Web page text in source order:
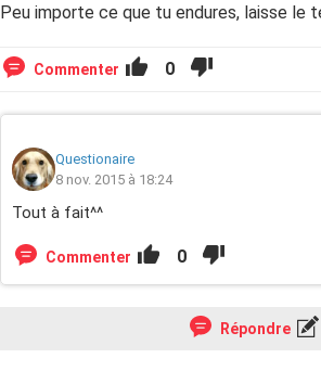
Peu importe ce que tu endures, laisse le
Commenter 0
Questionaire
8 nov. 2015 à 18:24
Tout à fait^^
Commenter 0
Répondre